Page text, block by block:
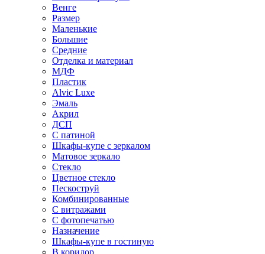
Венге
Размер
Маленькие
Большие
Средние
Отделка и материал
МДФ
Пластик
Alvic Luxe
Эмаль
Акрил
ДСП
С патиной
Шкафы-купе с зеркалом
Матовое зеркало
Стекло
Цветное стекло
Пескоструй
Комбинированные
С витражами
С фотопечатью
Назначение
Шкафы-купе в гостиную
В коридор